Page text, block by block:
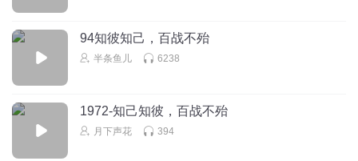
94知彼知己，百战不殆
半条鱼儿 6238
1972-知己知彼，百战不殆
月下声花 394